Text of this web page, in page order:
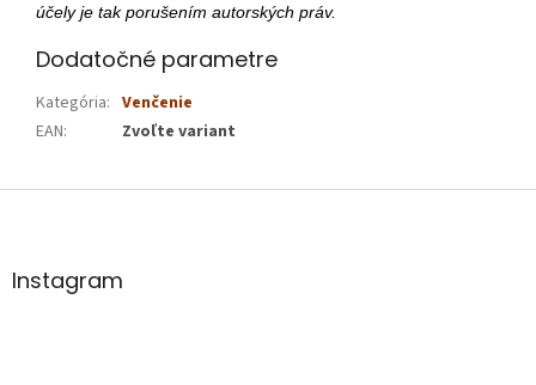
účely je tak porušením autorských práv.
Dodatočné parametre
Kategória: Venčenie
EAN: Zvoľte variant
Z
äInstagram